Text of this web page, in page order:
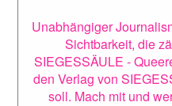
Unabhängiger
Sichtbarkeit, die
SIEGESSÄULE -
den Verlag von
soll. Mach mit und